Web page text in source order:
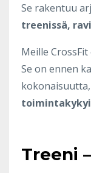
Se rakentuu
treenissä,
Meille
Se on ennen
Treeni